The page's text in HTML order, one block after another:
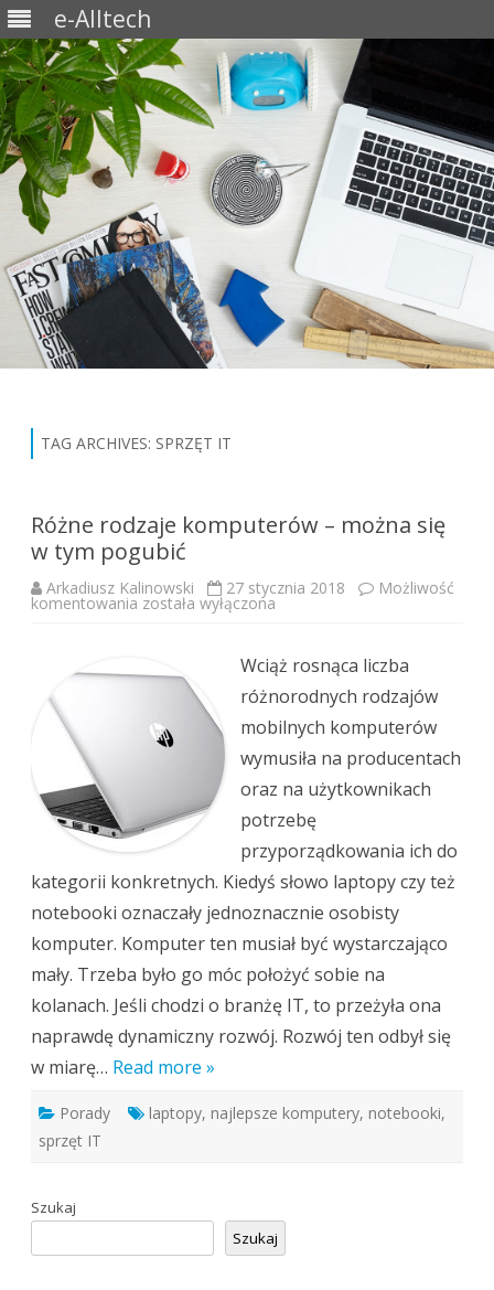
e-Alltech
TAG ARCHIVES: SPRZĘT IT
Różne rodzaje komputerów – można się
w tym pogubić
Arkadiusz Kalinowski 27 stycznia 2018 Możliwość
komentowania Różne
się
pogubić
została wyłączona
Wciąż rosnąca liczba
różnorodnych rodzajów
mobilnych komputerów
wymusiła na producentach
oraz na użytkownikach
potrzebę
przyporządkowania ich do
kategorii konkretnych. Kiedyś słowo laptopy czy też
notebooki oznaczały jednoznacznie osobisty
komputer. Komputer ten musiał być wystarczająco
mały. Trzeba było go móc położyć sobie na
kolanach. Jeśli chodzi o branżę IT, to przeżyła ona
naprawdę dynamiczny rozwój. Rozwój ten odbył się
w miarę… Read more »
Porady laptopy, najlepsze komputery, notebooki,
sprzęt IT
Szukaj
Szukaj